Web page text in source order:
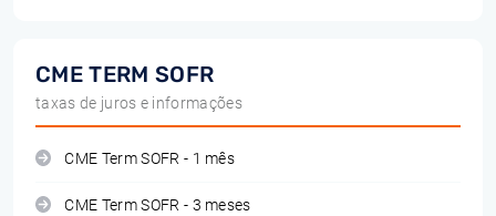
CME TERM SOFR
taxas de juros e informações
CME Term SOFR - 1 mês
CME Term SOFR - 3 meses